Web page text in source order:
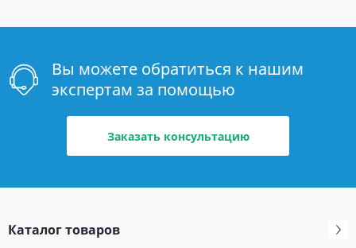
Вы можете обратиться к нашим
экспертам за помощью
Заказать консультацию
Каталог товаров